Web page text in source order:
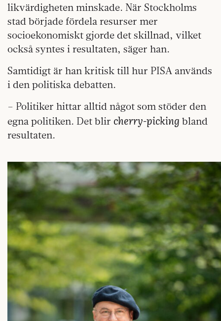
likvärdigheten minskade. När Stockholms
stad började fördela resurser mer
socioekonomiskt gjorde det skillnad, vilket
också syntes i resultaten, säger han.
Samtidigt är han kritisk till hur PISA används
i den politiska debatten.
– Politiker hittar alltid något som stöder den
egna politiken. Det blir cherry-picking bland
resultaten.